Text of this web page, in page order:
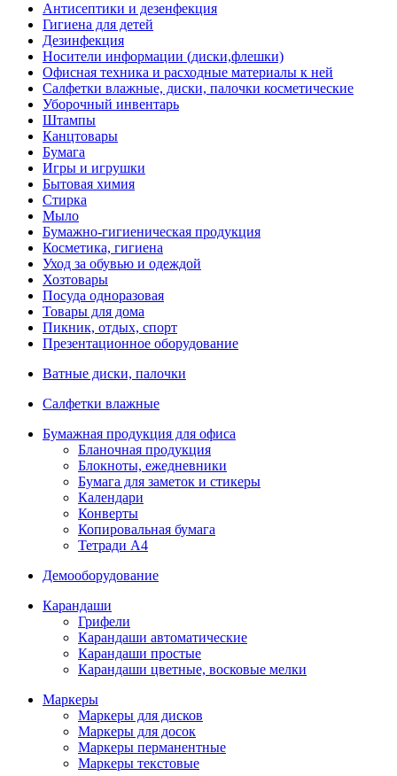
Антисептики и дезенфекция
Гигиена для детей
Дезинфекция
Носители информации (диски,флешки)
Офисная техника и расходные материалы к ней
Салфетки влажные, диски, палочки косметические
Уборочный инвентарь
Штампы
Канцтовары
Бумага
Игры и игрушки
Бытовая химия
Стирка
Мыло
Бумажно-гигиеническая продукция
Косметика, гигиена
Уход за обувью и одеждой
Хозтовары
Посуда одноразовая
Товары для дома
Пикник, отдых, спорт
Презентационное оборудование
Ватные диски, палочки
Салфетки влажные
Бумажная продукция для офиса
Бланочная продукция
Блокноты, ежедневники
Бумага для заметок и стикеры
Календари
Конверты
Копировальная бумага
Тетради А4
Демооборудование
Карандаши
Грифели
Карандаши автоматические
Карандаши простые
Карандаши цветные, восковые мелки
Маркеры
Маркеры для дисков
Маркеры для досок
Маркеры перманентные
Маркеры текстовые